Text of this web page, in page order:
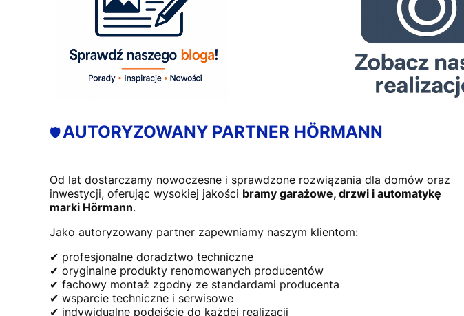
🛡️AUTORYZOWANY PARTNER HÖRMANN
Od lat dostarczamy nowoczesne i sprawdzone rozwiązania dla domów oraz
inwestycji, oferując wysokiej jakości bramy garażowe, drzwi i automatykę
marki Hörmann.
Jako autoryzowany partner zapewniamy naszym klientom:
✔ profesjonalne doradztwo techniczne
✔ oryginalne produkty renomowanych producentów
✔ fachowy montaż zgodny ze standardami producenta
✔ wsparcie techniczne i serwisowe
✔ indywidualne podejście do każdej realizacji